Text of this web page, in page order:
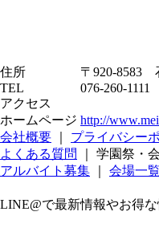
住所
〒920-8583
TEL
076-260-1111
アクセス
ホームページ http://
会社概要
プライバシー
よくある質問
｜ 学園祭・
アルバイト募集
会場一覧
LINE@で最新情報やお得な